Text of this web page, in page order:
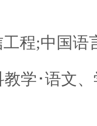
;中国语
学･语文、